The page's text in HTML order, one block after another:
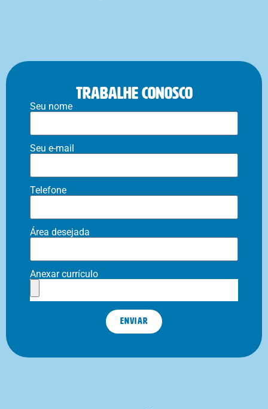
Trabalhe conosco
Seu nome
Seu e-mail
Telefone
Área desejada
Anexar currículo
Enviar